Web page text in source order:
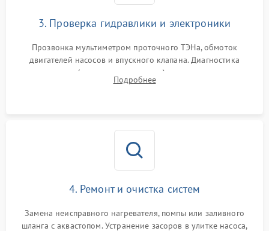
3. Проверка гидравлики и электроники
Прозвонка мультиметром проточного ТЭНа, обмоток
двигателей насосов и впускного клапана. Диагностика
прессостата (датчика уровня воды), датчика мутности,
концевика дверцы и электронного модуля управления.
Подробнее
4. Ремонт и очистка систем
Замена неисправного нагревателя, помпы или заливного
шланга с аквастопом. Устранение засоров в улитке насоса,